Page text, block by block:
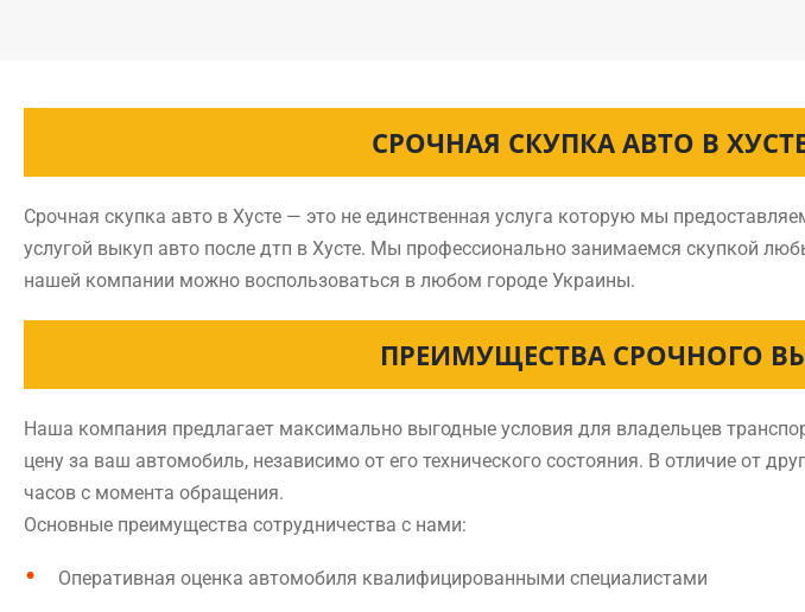
СРОЧНАЯ СКУПКА АВТО В
Срочная скупка авто в Хусте — это не единственная услуга которую мы
услугой выкуп авто после дтп в Хусте. Мы профессионально занимаемся скупкой
нашей компании можно воспользоваться в любом городе Украины.
ПРЕИМУЩЕСТВА СРОЧНОГО
Наша компания предлагает максимально выгодные условия для владельцев
цену за ваш автомобиль, независимо от его технического состояния. В отличие от
часов с момента обращения.
Основные преимущества сотрудничества с нами:
Оперативная оценка автомобиля квалифицированными специалистами